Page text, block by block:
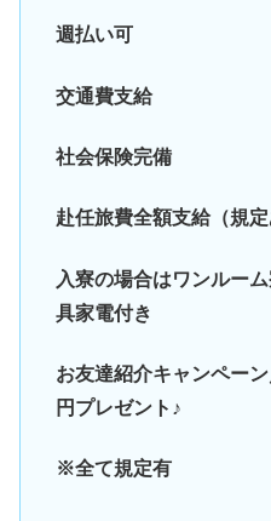
週払い可
交通費支給
社会保険完備
赴任旅費全額支給（規定
入寮の場合はワンルー
具家電付き
お友達紹介キャンペー
円プレゼント♪
※全て規定有